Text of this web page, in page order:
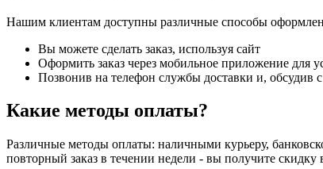
Нашим клиентам доступны различные способы
Вы можете сделать заказ, используя сайт
Оформить заказ через мобильное приложение для
Позвонив на телефон службы доставки и, обсудив
Какие методы оплаты?
Различные методы оплаты: наличными курьеру,
повторный заказ в течении недели - вы получите